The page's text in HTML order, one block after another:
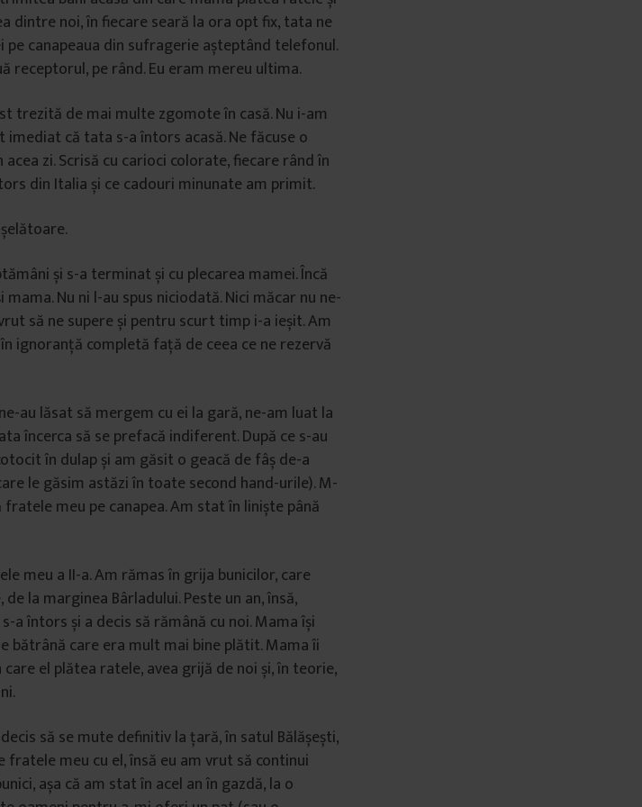
dintre noi, în fiecare seară la ora opt fix, tata ne
canapeaua din sufragerie așteptând telefonul.
receptorul, pe rând. Eu eram mereu ultima.
trezită de mai multe zgomote în casă. Nu i-am
că tata s-a întors acasă. Ne făcuse o
zi. Scrisă cu carioci colorate, fiecare rând în
din Italia și ce cadouri minunate am primit.
și s-a terminat și cu plecarea mamei. Încă
Nu ni l-au spus niciodată. Nici măcar nu ne-
să ne supere și pentru scurt timp i-a ieșit. Am
ignoranță completă față de ceea ce ne rezervă
au lăsat să mergem cu ei la gară, ne-am luat la
încerca să se prefacă indiferent. După ce s-au
în dulap și am găsit o geacă de fâș de-a
le găsim astăzi în toate second hand-urile). M-
meu pe canapea. Am stat în liniște până
meu a II-a. Am rămas în grija bunicilor, care
la marginea Bârladului. Peste un an, însă,
a întors și a decis să rămână cu noi. Mama își
bătrână care era mult mai bine plătit. Mama îi
el plătea ratele, avea grijă de noi și, în teorie,
să se mute definitiv la țară, în satul Bălășești,
meu cu el, însă eu am vrut să continui
așa că am stat în acel an în gazdă, la o